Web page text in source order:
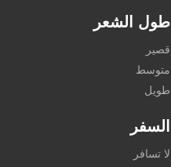
طول الشعر
قصير
متوسط
طويل
السفر
لا تسافر